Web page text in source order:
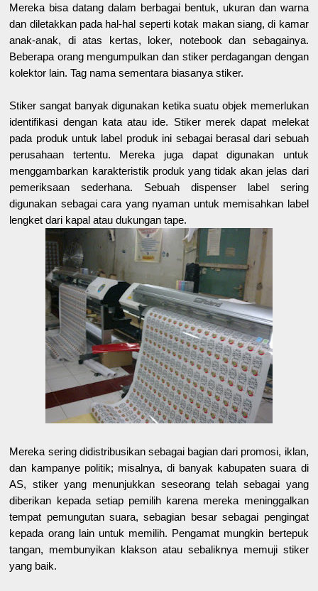
Mereka bisa datang dalam berbagai bentuk, ukuran dan warna
dan diletakkan pada hal-hal seperti kotak makan siang, di kamar
anak-anak, di atas kertas, loker, notebook dan sebagainya.
Beberapa orang mengumpulkan dan stiker perdagangan dengan
kolektor lain. Tag nama sementara biasanya stiker.
Stiker sangat banyak digunakan ketika suatu objek memerlukan
identifikasi dengan kata atau ide. Stiker merek dapat melekat
pada produk untuk label produk ini sebagai berasal dari sebuah
perusahaan tertentu. Mereka juga dapat digunakan untuk
menggambarkan karakteristik produk yang tidak akan jelas dari
pemeriksaan sederhana. Sebuah dispenser label sering
digunakan sebagai cara yang nyaman untuk memisahkan label
lengket dari kapal atau dukungan tape.
Mereka sering didistribusikan sebagai bagian dari promosi, iklan,
dan kampanye politik; misalnya, di banyak kabupaten suara di
AS, stiker yang menunjukkan seseorang telah sebagai yang
diberikan kepada setiap pemilih karena mereka meninggalkan
tempat pemungutan suara, sebagian besar sebagai pengingat
kepada orang lain untuk memilih. Pengamat mungkin bertepuk
tangan, membunyikan klakson atau sebaliknya memuji stiker
yang baik.